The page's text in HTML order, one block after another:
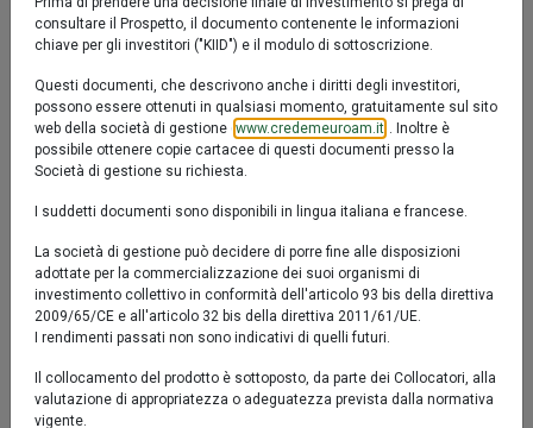
1 %
consultare il Prospetto, il documento contenente le informazioni
chiave per gli investitori ("KIID") e il modulo di sottoscrizione.
Questi documenti, che descrivono anche i diritti degli investitori,
possono essere ottenuti in qualsiasi momento, gratuitamente sul sito
web della società di gestione ( www.credemeuroam.it ). Inoltre è
possibile ottenere copie cartacee di questi documenti presso la
Società di gestione su richiesta.
I suddetti documenti sono disponibili in lingua italiana e francese.
La società di gestione può decidere di porre fine alle disposizioni
adottate per la commercializzazione dei suoi organismi di
investimento collettivo in conformità dell'articolo 93 bis della direttiva
2009/65/CE e all'articolo 32 bis della direttiva 2011/61/UE.
I rendimenti passati non sono indicativi di quelli futuri.
Il collocamento del prodotto è sottoposto, da parte dei Collocatori, alla
valutazione di appropriatezza o adeguatezza prevista dalla normativa
vigente.